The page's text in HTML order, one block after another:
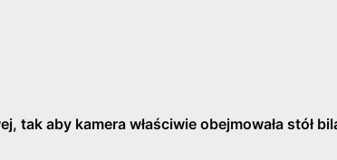
tak aby kamera właściwie obejmowała stół